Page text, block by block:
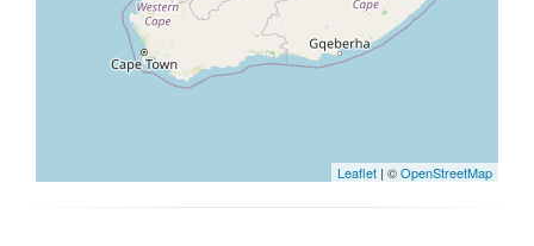
Leaflet | ©OpenStreetMap